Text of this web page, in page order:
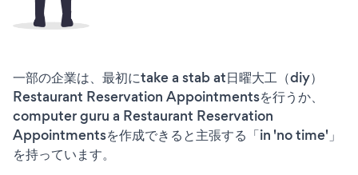
一部の企業は、最初にtake a stab at日曜大工（diy）
Restaurant Reservation Appointmentsを行うか、
computer guru a Restaurant Reservation
Appointmentsを作成できると主張する「in 'no time'」
を持っています。